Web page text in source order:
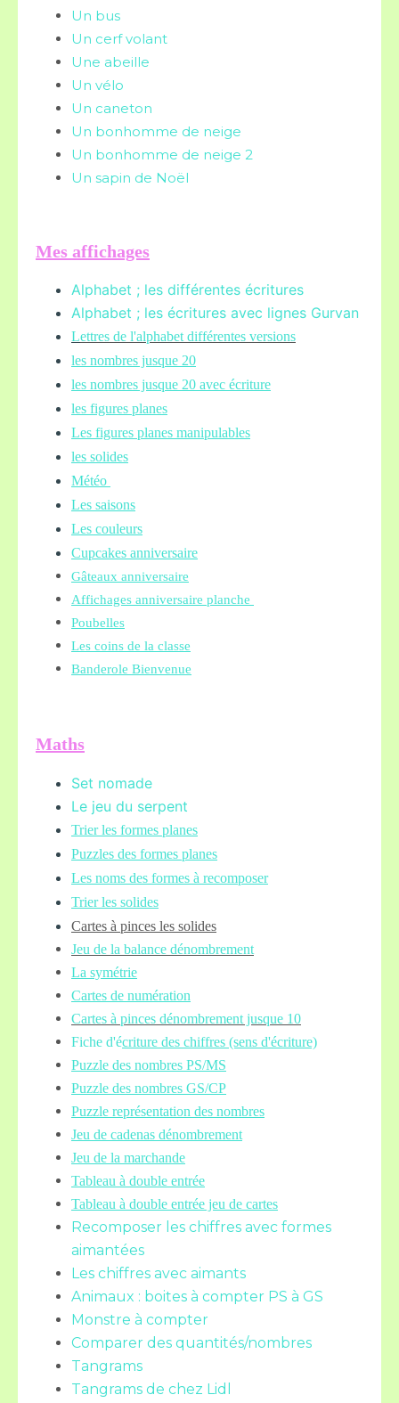
Un bus
Un cerf volant
Une abeille
Un vélo
Un caneton
Un bonhomme de neige
Un bonhomme de neige 2
Un sapin de Noël
Mes affichages
Alphabet ; les différentes écritures
Alphabet ; les écritures avec lignes Gurvan
Lettres de l'alphabet différentes versions
les nombres jusque 20
les nombres jusque 20 avec écriture
les figures planes
Les figures planes manipulables
les solides
Météo
Les saisons
Les couleurs
Cupcakes anniversaire
Gâteaux anniversaire
Affichages anniversaire planche
Poubelles
Les coins de la classe
Banderole Bienvenue
Maths
Set nomade
Le jeu du serpent
Trier les formes planes
Puzzles des formes planes
Les noms des formes à recomposer
Trier les solides
Cartes à pinces les solides
Jeu de la balance dénombrement
La symétrie
Cartes de numération
Cartes à pinces dénombrement jusque 10
Fiche d'écriture des chiffres (sens d'écriture)
Puzzle des nombres PS/MS
Puzzle des nombres GS/CP
Puzzle représentation des nombres
Jeu de cadenas dénombrement
Jeu de la marchande
Tableau à double entrée
Tableau à double entrée jeu de cartes
Recomposer les chiffres avec formes
aimantées
Les chiffres avec aimants
Animaux : boites à compter PS à GS
Monstre à compter
Comparer des quantités/nombres
Tangrams
Tangrams de chez Lidl